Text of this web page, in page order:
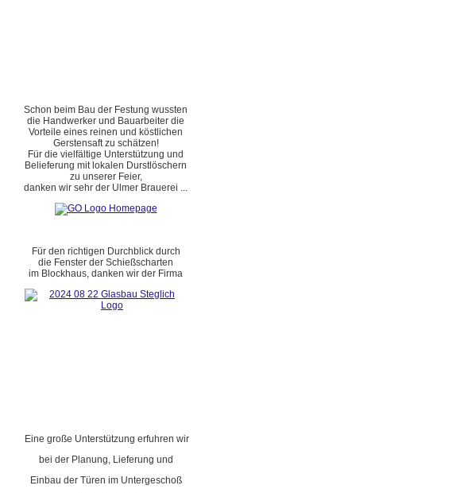
Schon beim Bau der Festung wussten
die Handwerker und Bauarbeiter die
Vorteile eines reinen und köstlichen
Gerstensaft zu schätzen!
Für die vielfältige Unterstützung und
Belieferung mit lokalen Durstlöschern
zu unserer Feier,
danken wir sehr der Ulmer Brauerei ...
Für den richtigen Durchblick durch
die Fenster der Schießscharten
im Blockhaus, danken wir der Firma
Eine große Unterstützung erfuhren wir
bei der Planung, Lieferung und
Einbau der Türen im Untergeschoß